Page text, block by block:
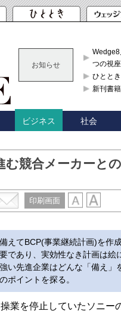
お知らせ
つの視座
ひとと
新刊書
ビジネス 社会
む競合メーカーと
印刷画面
えてBCP(事業継続計画)を作
であり、実効性なき計画は
い先進企業はどんな「備え
ポイントを探る。
業を停止していたソニー